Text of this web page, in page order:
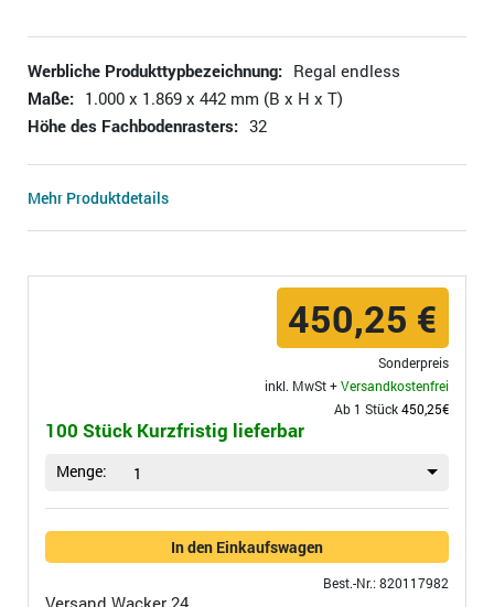
Werbliche Produkttypbezeichnung: Regal endless
Maße: 1.000 x 1.869 x 442 mm (B x H x T)
Höhe des Fachbodenrasters: 32
Mehr Produktdetails
450,25 €
Sonderpreis
inkl. MwSt +Versandkostenfrei
Ab 1 Stück450,25€
100 Stück Kurzfristig lieferbar
Menge: 1
In den Einkaufswagen
Best.-Nr.: 820117982